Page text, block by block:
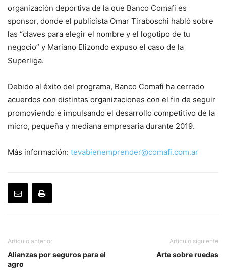
organización deportiva de la que Banco Comafi es
sponsor, donde el publicista Omar Tiraboschi habló sobre
las “claves para elegir el nombre y el logotipo de tu
negocio” y Mariano Elizondo expuso el caso de la
Superliga.
Debido al éxito del programa, Banco Comafi ha cerrado
acuerdos con distintas organizaciones con el fin de seguir
promoviendo e impulsando el desarrollo competitivo de la
micro, pequeña y mediana empresaria durante 2019.
Más información: tevabienemprender@comafi.com.ar
Artículo anterior
Alianzas por seguros para el
agro
Artículo siguiente
Arte sobre ruedas